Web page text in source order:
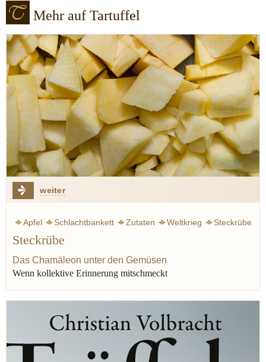
Mehr auf Tartuffel
weiter
Apfel Schlachtbankett Zutaten Weltkrieg
Steckrübe
Kartoffel
Steckrübe
Das Chamäleon unter den Gemüsen
Wenn kollektive Erinnerung mitschmeckt